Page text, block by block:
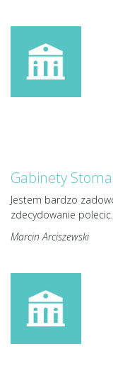
Gabinety
Jestem bardzo
zdecydowanie polecic.
Marcin Arciszewski